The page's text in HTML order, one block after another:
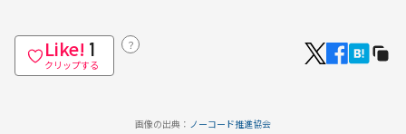
Like! 1
クリップする
？
画像の出典： ノーコード推進協会